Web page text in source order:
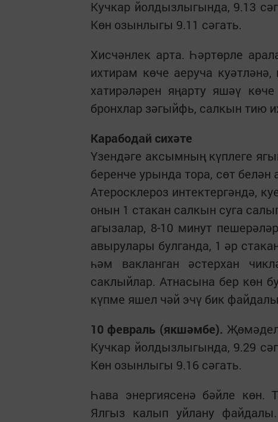
Кучкар йолдызлыгында, 9.13
Көн озынлыгы 9.11 сәгать.
Хисчәнлек арта. Һәртөрле
ихтирам көче аеруча
хатирәләрен яңарту яшәү
бронхлар зәгыйфь, салкын тию
Карабодай сихәте
Үзендәге аксымның күплеге
беренче урында тора, сөт
Атеросклероз интектергәндә,
онын 1 стакан салкын суга
агызалар, 8-10 минут
авырулары булганда, 1 әр
һәм вакланган әстерхан
саклыйлар. Атнасына бер көн
күпме яшел чәй эчү бик
10 февраль (якшәмбе).
Кучкар йолдызлыгында, 9.29
Көн озынлыгы 9.16 сәгать.
Һава энергиясенә бәйле көн.
Ялгыз калып уйлану